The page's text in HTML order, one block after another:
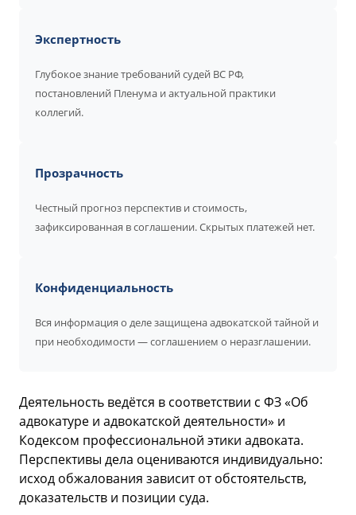
Экспертность
Глубокое знание требований судей ВС РФ,
постановлений Пленума и актуальной практики
коллегий.
Прозрачность
Честный прогноз перспектив и стоимость,
зафиксированная в соглашении. Скрытых платежей нет.
Конфиденциальность
Вся информация о деле защищена адвокатской тайной и
при необходимости — соглашением о неразглашении.
Деятельность ведётся в соответствии с ФЗ «Об
адвокатуре и адвокатской деятельности» и
Кодексом профессиональной этики адвоката.
Перспективы дела оцениваются индивидуально:
исход обжалования зависит от обстоятельств,
доказательств и позиции суда.